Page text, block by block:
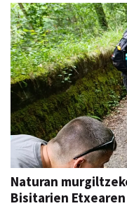
Naturan
Bisitarien